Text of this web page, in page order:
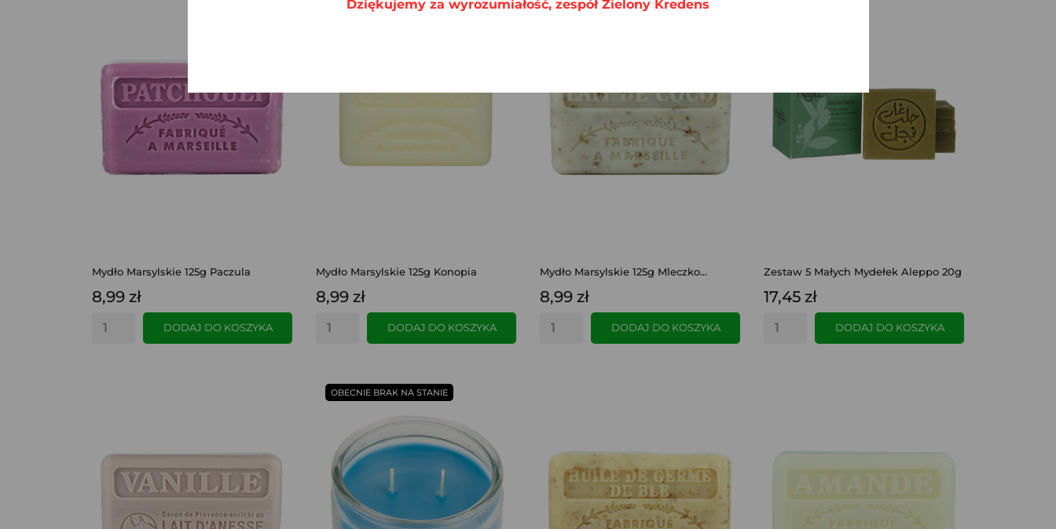
Mydło Marsylskie 125g Paczula
8,99 zł
DODAJ DO KOSZYKA
Mydło Marsylskie 125g Konopia
8,99 zł
DODAJ DO KOSZYKA
Mydło Marsylskie 125g Mleczko...
8,99 zł
DODAJ DO KOSZYKA
Zestaw 5 Małych Mydełek Aleppo 20g
17,45 zł
DODAJ DO KOSZYKA
SZYBKI PODGLĄD SZYBKI PODGLĄD
OBECNIE BRAK NA STANIE
SZYBKI PODGLĄD SZYBKI PODGLĄD
Dziękujemy za wyrozumiałość, zespół Zielony Kredens